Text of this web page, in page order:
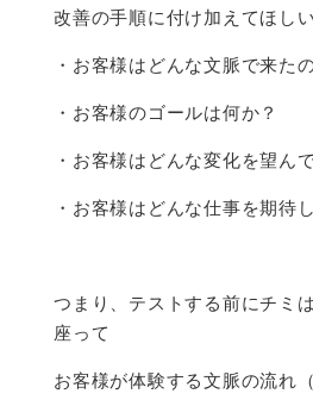
改善の手順に付け加えてほし
・お客様はどんな文脈で来た
・お客様のゴールは何か？
・お客様はどんな変化を望ん
・お客様はどんな仕事を期待
つまり、テストする前にチミ
座って
お客様が体験する文脈の流れ